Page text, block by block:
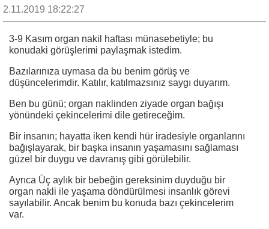
2.11.2019 18:22:27
3-9 Kasım organ nakil haftası münasebetiyle; bu
konudaki görüşlerimi paylaşmak istedim.
Bazılarınıza uymasa da bu benim görüş ve
düşüncelerimdir. Katılır, katılmazsınız saygı duyarım.
Ben bu günü; organ naklinden ziyade organ bağışı
yönündeki çekincelerimi dile getireceğim.
Bir insanın; hayatta iken kendi hür iradesiyle organlarını
bağışlayarak, bir başka insanın yaşamasını sağlaması
güzel bir duygu ve davranış gibi görülebilir.
Ayrıca Üç aylık bir bebeğin gereksinim duyduğu bir
organ nakli ile yaşama döndürülmesi insanlık görevi
sayılabilir. Ancak benim bu konuda bazı çekincelerim
var.